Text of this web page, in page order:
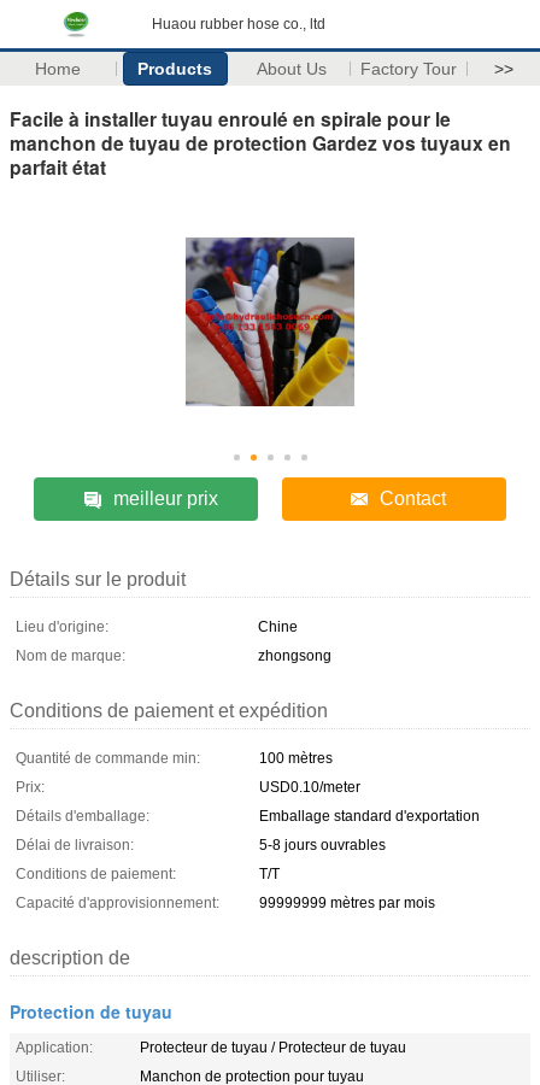
Huaou rubber hose co., ltd
Home Products About Us Factory Tour >>
Facile à installer tuyau enroulé en spirale pour le
manchon de tuyau de protection Gardez vos tuyaux en
parfait état
meilleur prix Contact
Détails sur le produit
Lieu d'origine:
Chine
Nom de marque:
zhongsong
Conditions de paiement et expédition
Quantité de commande min:
100 mètres
Prix:
USD0.10/meter
Détails d'emballage:
Emballage standard d'exportation
Délai de livraison:
5-8 jours ouvrables
Conditions de paiement:
T/T
Capacité d'approvisionnement:
99999999 mètres par mois
description de
Protection de tuyau
Application:
Protecteur de tuyau / Protecteur de tuyau
Utiliser:
Manchon de protection pour tuyau